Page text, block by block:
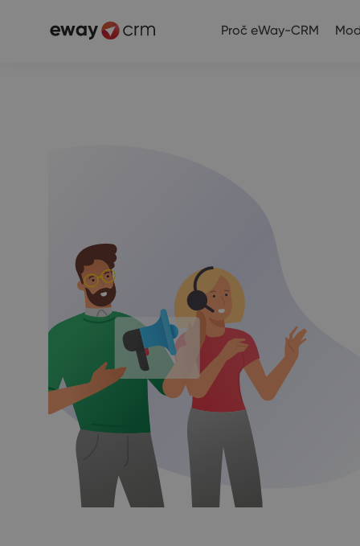
Proč eWay-CRM